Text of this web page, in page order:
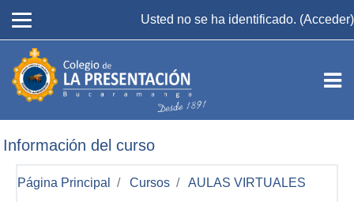
Usted no se ha identificado. (Acceder)
Información del curso
Página Principal Cursos AULAS VIRTUALES